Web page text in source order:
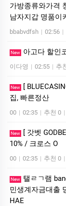
가방종류와가격
남자지갑 명품이
bbabvdfsh | 02:56 |
New 아고다 할인
이다영 | 02:55 | 추
New
[
집, 빠른정산
00 | 02:35 | 추천 0 |
New
[ 갓벳
10% / 크로스 O
00 | 02:35 | 추천 0 |
New
탤ㄹㄱ램
민생계자금대출
HAE